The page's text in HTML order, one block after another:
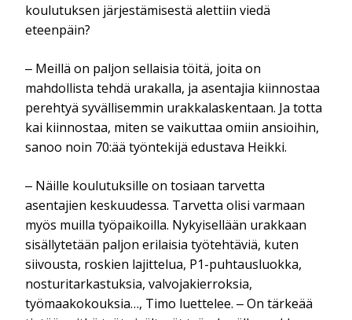
koulutuksen järjestämisestä alettiin viedä
eteenpäin?
‒ Meillä on paljon sellaisia töitä, joita on
mahdollista tehdä urakalla, ja asentajia kiinnostaa
perehtyä syvällisemmin urakkalaskentaan. Ja totta
kai kiinnostaa, miten se vaikuttaa omiin ansioihin,
sanoo noin 70:ää työntekijä edustava Heikki.
‒ Näille koulutuksille on tosiaan tarvetta
asentajien keskuudessa. Tarvetta olisi varmaan
myös muilla työpaikoilla. Nykyisellään urakkaan
sisällytetään paljon erilaisia työtehtäviä, kuten
siivousta, roskien lajittelua, P1-puhtausluokka,
nosturitarkastuksia, valvojakierroksia,
työmaakokouksia…, Timo luettelee. ‒ On tärkeää